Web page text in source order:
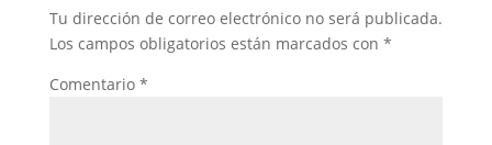
Tu dirección de correo electrónico no será publicada.
Los campos obligatorios están marcados con *
Comentario *